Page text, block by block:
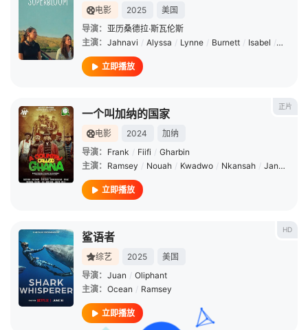
电影 2025
美国
导演： 亚历桑德拉·斯瓦伦斯
主演： Jahnavi / Alyssa / Lynne / Burnett / Isabel / Jones
立即播放
正片
一个叫加纳的国家
电影 2024
加纳
导演： Frank / Fiifi / Gharbin
主演： Ramsey / Nouah / Kwadwo / Nkansah / Janet
立即播放
HD
鲨语者
综艺 2025
美国
导演： Juan / Oliphant
主演： Ocean / Ramsey
立即播放